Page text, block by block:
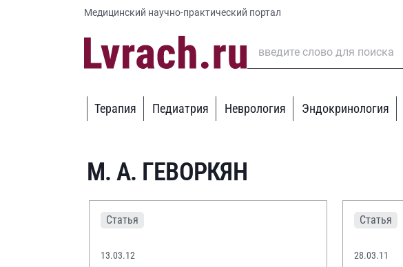
Медицинский научно-практический портал
Терапия Педиатрия Неврология Эндокринология
М. А. ГЕВОРКЯН
Статья
13.03.12
Статья
28.03.11